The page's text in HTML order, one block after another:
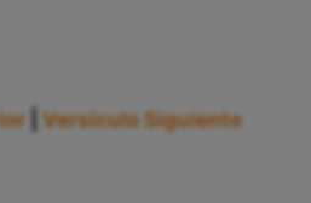
Versículo Siguiente